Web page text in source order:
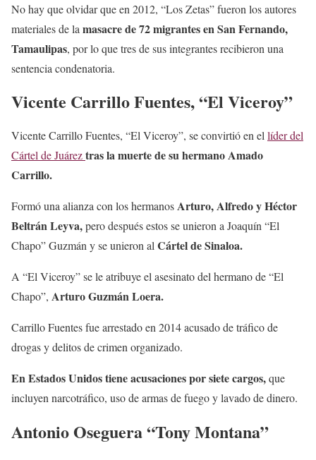
No hay que olvidar que en 2012, “Los Zetas” fueron los autores
materiales de la masacre de 72 migrantes en San Fernando,
Tamaulipas, por lo que tres de sus integrantes recibieron una
sentencia condenatoria.
Vicente Carrillo Fuentes, “El Viceroy”
Vicente Carrillo Fuentes, “El Viceroy”, se convirtió en ellíder del
Cártel de Juáreztras la muerte de su hermano Amado
Carrillo.
Formó una alianza con los hermanosArturo, Alfredo y Héctor
Beltrán Leyva,pero después estos se unieron a Joaquín “El
Chapo” Guzmán y se unieron alCártel de Sinaloa.
A “El Viceroy” se le atribuye el asesinato del hermano de “El
Chapo”, Arturo Guzmán Loera.
Carrillo Fuentes fue arrestado en 2014 acusado de tráfico de
drogas y delitos de crimen organizado.
En Estados Unidos tiene acusaciones por siete cargos,que
incluyen narcotráfico, uso de armas de fuego y lavado de dinero.
Antonio Oseguera “Tony Montana”